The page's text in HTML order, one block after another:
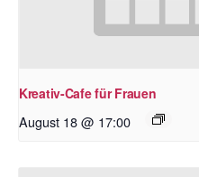
Kreativ-Cafe für Frauen
August 18 @ 17:00